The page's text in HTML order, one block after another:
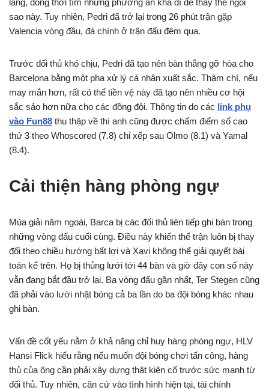
sao này. Tuy nhiên, Pedri đã trở lại trong 26 phút trận gặp
Valencia vòng đầu, đá chính ở trận đấu đêm qua.
Trước đối thủ khó chịu, Pedri đã tạo nên bàn thắng gỡ hòa cho
Barcelona bằng một pha xử lý cá nhân xuất sắc. Thậm chí, nếu
may mắn hơn, rất có thể tiền vệ này đã tạo nên nhiều cơ hội
sắc sảo hơn nữa cho các đồng đội. Thông tin do các link phụ
vào Fun88 thu thập về thì anh cũng được chấm điểm số cao
thứ 3 theo Whoscored (7.8) chỉ xếp sau Olmo (8.1) và Yamal
(8.4).
Cải thiện hàng phòng ngự
Mùa giải năm ngoái, Barca bị các đối thủ liên tiếp ghi bàn trong
những vòng đấu cuối cùng. Điều này khiến thế trận luôn bị thay
đổi theo chiều hướng bất lợi và Xavi không thể giải quyết bài
toán kể trên. Họ bị thủng lưới tới 44 bàn và giờ đây con số này
vẫn đang bắt đầu trở lại. Ba vòng đấu gần nhất, Ter Stegen cũng
đã phải vào lưới nhặt bóng cả ba lần do ba đội bóng khác nhau
ghi bàn.
Vấn đề cốt yếu nằm ở khả năng chỉ huy hàng phòng ngự, HLV
Hansi Flick hiểu rằng nếu muốn đội bóng chơi tấn công, hàng
thủ của ông cần phải xây dựng thật kiên cố trước sức mạnh từ
đối thủ. Tuy nhiên, căn cứ vào tình hình hiện tại, tài chính